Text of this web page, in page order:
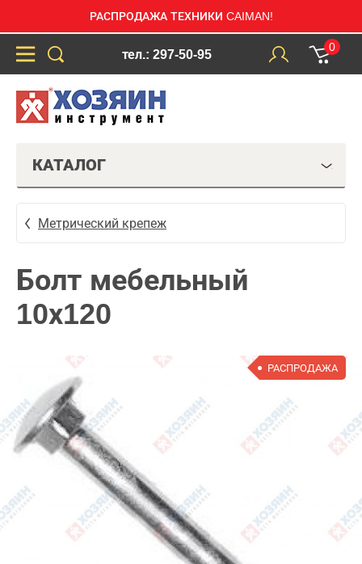
РАСПРОДАЖА ТЕХНИКИ CAIMAN!
тел.: 297-50-95
0
КАТАЛОГ
Метрический крепеж
Болт мебельный
10х120
РАСПРОДАЖА